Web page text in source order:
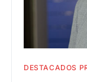
DESTACADOS